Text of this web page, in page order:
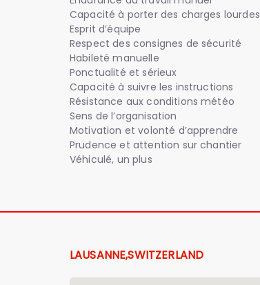
Capacité à porter des charges lourdes
Esprit d’équipe
Respect des consignes de sécurité
Habileté manuelle
Ponctualité et sérieux
Capacité à suivre les instructions
Résistance aux conditions météo
Sens de l’organisation
Motivation et volonté d’apprendre
Prudence et attention sur chantier
Véhiculé, un plus
LAUSANNE,SWITZERLAND